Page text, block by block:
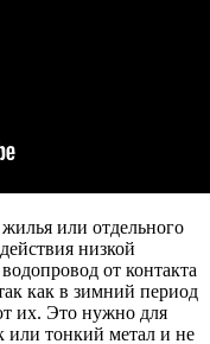
или отдельного
низкой
от контакта
как в зимний период
их. Это нужно для
или тонкий метал и не